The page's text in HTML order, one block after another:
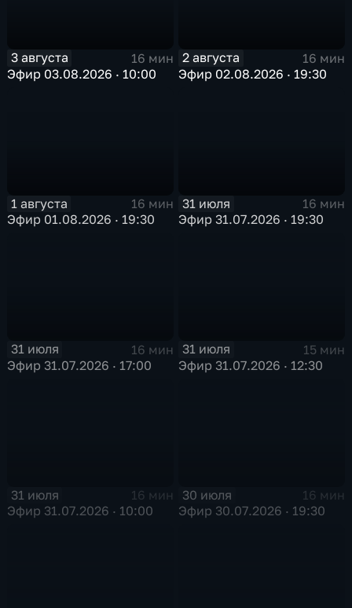
3 августа
16 мин
Эфир 03.08.2026 · 10:00
2 августа
16 мин
Эфир 02.08.2026 · 19:30
1 августа
16 мин
Эфир 01.08.2026 · 19:30
31 июля
16 мин
Эфир 31.07.2026 · 19:30
31 июля
16 мин
Эфир 31.07.2026 · 17:00
31 июля
15 мин
Эфир 31.07.2026 · 12:30
31 июля
16 мин
Эфир 31.07.2026 · 10:00
30 июля
16 мин
Эфир 30.07.2026 · 19:30